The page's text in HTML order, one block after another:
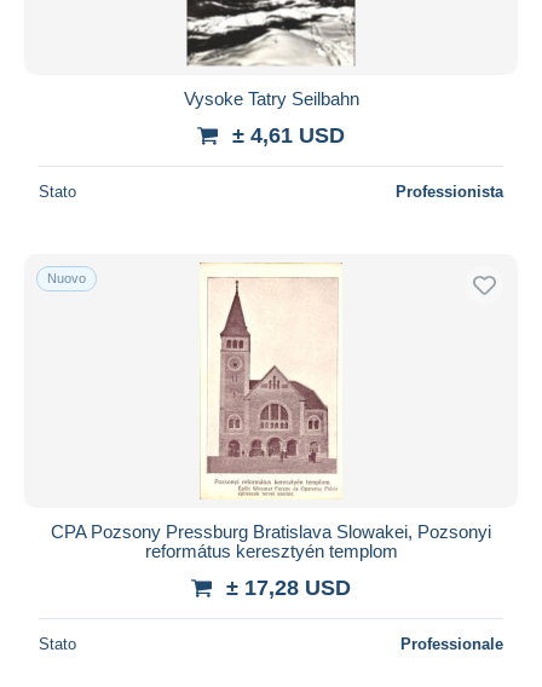
Vysoke Tatry Seilbahn
± 4,61 USD
Stato Professionista
Nuovo
CPA Pozsony Pressburg Bratislava Slowakei, Pozsonyi
református keresztyén templom
± 17,28 USD
Stato Professionale